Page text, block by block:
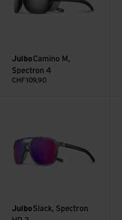
JulboCamino M,
Spectron 4
CHF 109,90
JulboSlack, Spectron